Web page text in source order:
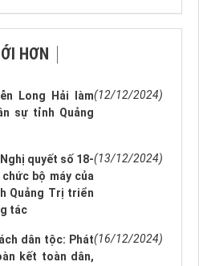
HƠN
Long Hải làm
sự tỉnh Quảng
(12/12/2024)
quyết số 18-
bộ máy của
Quảng Trị triển
tác
(13/12/2024)
dân tộc: Phát
kết toàn dân,
(16/12/2024)